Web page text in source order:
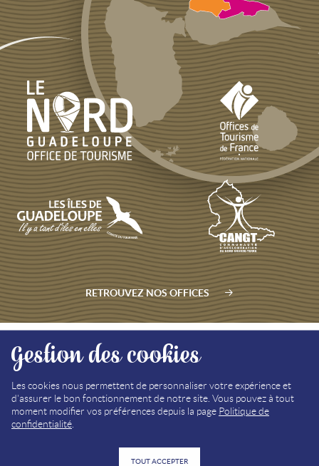
RETROUVEZ NOS OFFICES
PLAN DU SITE
MÉDIATHÈQUE
MENTIONS LÉGALES
Gestion des cookies
Les cookies nous permettent de personnaliser votre expérience et
d'assurer le bon fonctionnement de notre site. Vous pouvez à tout
moment modifier vos préférences depuis la page Politique de
confidentialité
TOUT ACCEPTER